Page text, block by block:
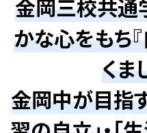
金岡三校共通
かな心をもち
くま
金岡中が目指